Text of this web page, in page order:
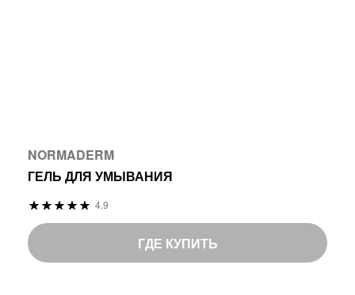
NORMADERM
ГЕЛЬ ДЛЯ УМЫВАНИЯ
Р
й
т
7
o
f
4.9
ГДЕ КУПИТЬ